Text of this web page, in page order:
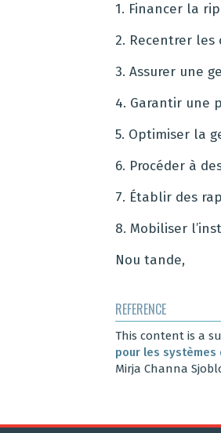
1. Financer la
2. Recentrer
3. Assurer une
4. Garantir une
5. Optimiser la
6. Procéder à
7. Établir des
8. Mobiliser
Nou tande,
REFERENCE
This content is a
pour les
Mirja Channa